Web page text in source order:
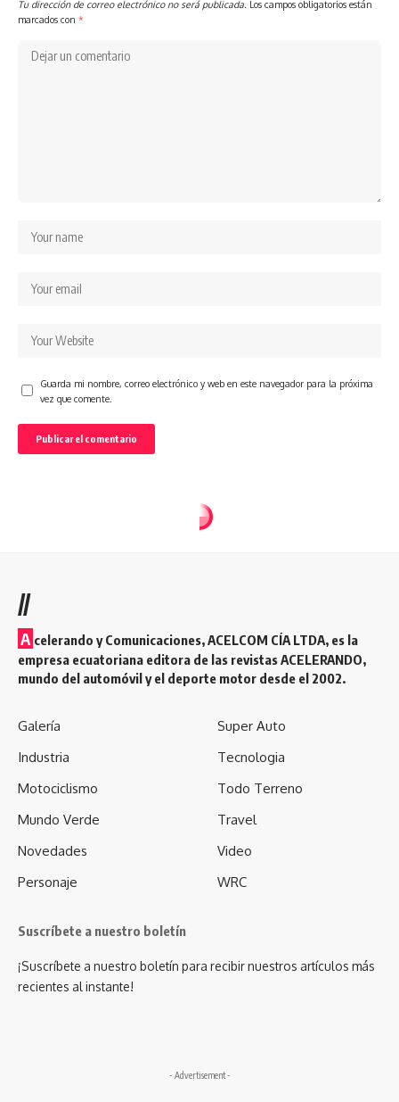
Tu dirección de correo electrónico no será publicada. Los campos obligatorios están
marcados con *
Guarda mi nombre, correo electrónico y web en este navegador para la próxima
vez que comente.
//
A celerando y Comunicaciones, ACELCOM CÍA LTDA, es la
empresa ecuatoriana editora de las revistas ACELERANDO,
mundo del automóvil y el deporte motor desde el 2002.
Galería
Industria
Motociclismo
Mundo Verde
Novedades
Personaje
Super Auto
Tecnologia
Todo Terreno
Travel
Video
WRC
Suscríbete a nuestro boletín
¡Suscríbete a nuestro boletín para recibir nuestros artículos más
recientes al instante!
- Advertisement -